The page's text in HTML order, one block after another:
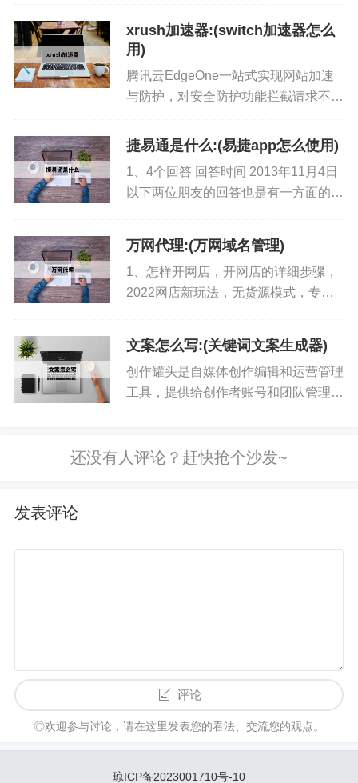
一站式礼品服务方案，在线定制礼品包
括高端个人礼品定制，企业纪念礼品，
xrush加速器:(switch加速器怎么
用)
腾讯云EdgeOne一站式实现网站加速
与防护，对安全防护功能拦截请求不计
新，批量管理站点，满足不同场景需
品经历多年市场考验，全国各一...
捷易通是什么:(易捷app怎么使用)
1、4个回答 回答时间 2013年11月4日
以下两位朋友的回答也是有一方面的原
吗更多关于捷易通是什么的问题。...
万网代理:(万网域名管理)
1、怎样开网店，开网店的详细步骤，
2022网店新玩法，无货源模式，专业
话 ， 挣米以后才分红。 2、网络代理
全国200+城市，海量i...
文案怎么写:(关键词文案生成器)
创作罐头是自媒体创作编辑和运营管理
工具，提供给创作者账号和团队管理数
添加 1000 个账号。 如何写好文案软文
发表评论
评论
◎欢迎参与讨论，请在这里发表您的看法、交流您的观点。
琼ICP备2023001710号-10